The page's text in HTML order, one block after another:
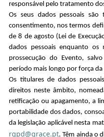
responsável pelo tratamento
Os seus dados pessoais
consentimento, nos termos
de 8 de agosto (Lei de
dados pessoais enquanto os
prossecução do Evento,
período mais longo por força da
Os titulares de dados
direitos neste âmbito,
retificação ou apagamento, a
portabilidade dos dados,
da legislação aplicável nesta
rgpd@grace.pt. Têm ainda o